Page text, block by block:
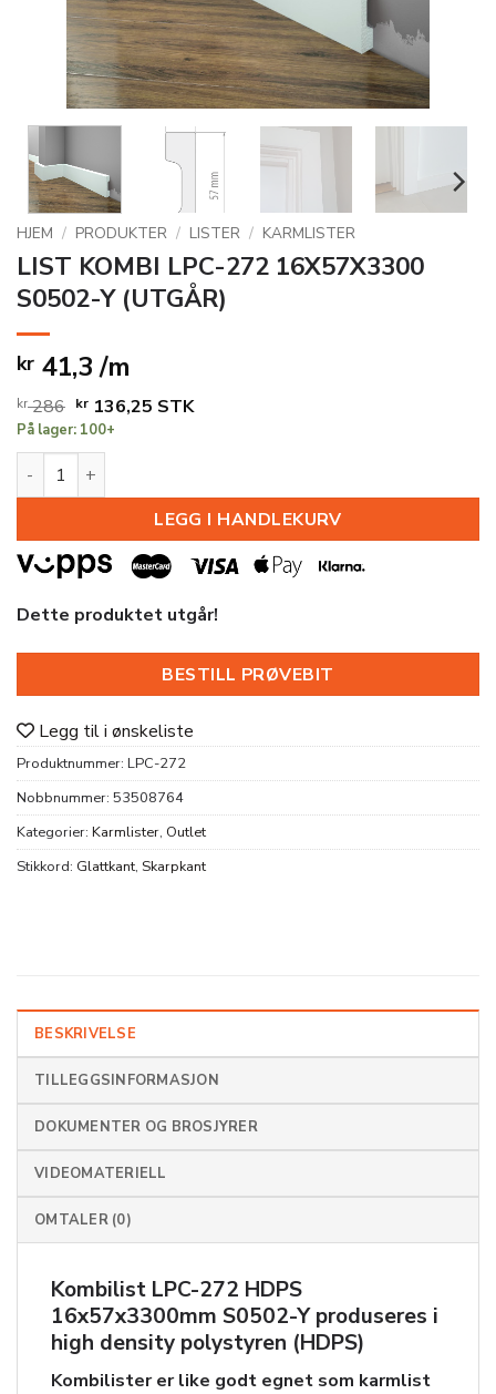
HJEM / PRODUKTER / LISTER / KARMLISTER
LIST KOMBI LPC-272 16X57X3300
S0502-Y (UTGÅR)
kr 41,3 /m
kr286 Opprinnelig
pris
var:
kr 286.
kr136,25Nåværende
STK
På lager: 100+
LIST KOMBI LPC-272 16X57X3300 S0502-Y (UTGÅR) antall
LEGG I HANDLEKURV
Dette produktet utgår!
BESTILL PRØVEBIT
Legg til i ønskeliste
Produktnummer: LPC-272
Nobbnummer: 53508764
Kategorier: Karmlister, Outlet
Stikkord: Glattkant, Skarpkant
BESKRIVELSE
TILLEGGSINFORMASJON
DOKUMENTER OG BROSJYRER
VIDEOMATERIELL
OMTALER (0)
Kombilist LPC-272 HDPS
16x57x3300mm S0502-Y produseres i
high density polystyren (HDPS)
Kombilister er like godt egnet som karmlist